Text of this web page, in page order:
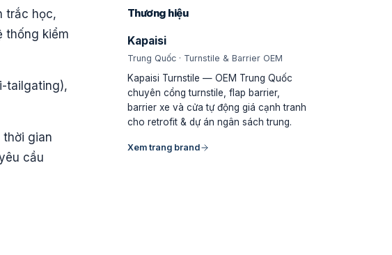
trắc học,
thống kiểm
tailgating),
thời gian
cầu
Thương hiệu
Kapaisi
Trung Quốc · Turnstile & Barrier OEM
Kapaisi Turnstile — OEM Trung Quốc
chuyên cổng turnstile, flap barrier,
barrier xe và cửa tự động giá cạnh tranh
cho retrofit & dự án ngân sách trung.
Xem trang brand